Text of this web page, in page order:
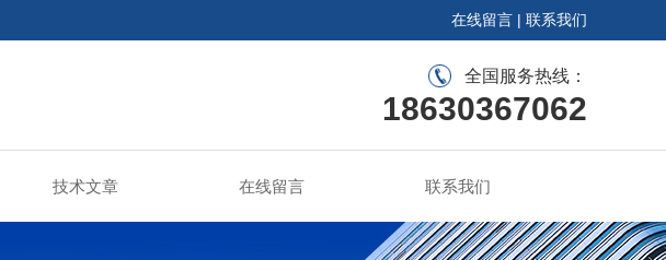
在线留言 | 联系我们
全国服务热线：
18630367062
技术文章 在线留言 联系我们